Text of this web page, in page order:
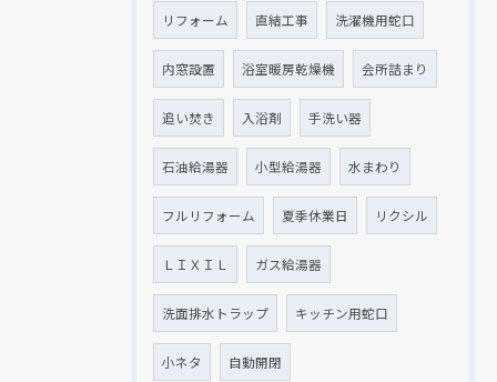
リフォーム 直結工事 洗濯機用蛇口
内窓設置 浴室暖房乾燥機 会所詰まり
追い焚き 入浴剤 手洗い器
石油給湯器 小型給湯器 水まわり
フルリフォーム 夏季休業日 リクシル
ＬＩＸＩＬ ガス給湯器
洗面排水トラップ キッチン用蛇口
小ネタ 自動開閉